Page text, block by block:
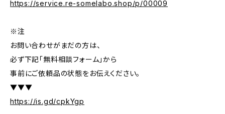
https://service.re-somelabo.shop/p/00009
※注
お問い合わせがまだの方は、
必ず下記「無料相談フォーム」から
事前にご依頼品の状態をお伝えください。
▼▼▼
https://is.gd/cpkYgp